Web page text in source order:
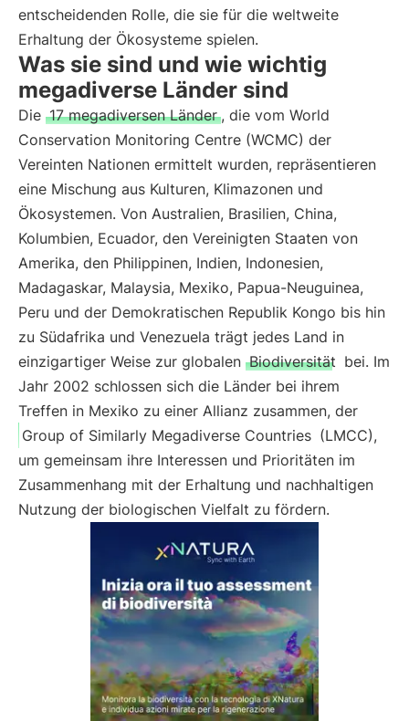
entscheidenden Rolle, die sie für die weltweite
Erhaltung der Ökosysteme spielen.
Was sie sind und wie wichtig
megadiverse Länder sind
Die 17 megadiversen Länder , die vom World
Conservation Monitoring Centre (WCMC) der
Vereinten Nationen ermittelt wurden, repräsentieren
eine Mischung aus Kulturen, Klimazonen und
Ökosystemen. Von Australien, Brasilien, China,
Kolumbien, Ecuador, den Vereinigten Staaten von
Amerika, den Philippinen, Indien, Indonesien,
Madagaskar, Malaysia, Mexiko, Papua-Neuguinea,
Peru und der Demokratischen Republik Kongo bis hin
zu Südafrika und Venezuela trägt jedes Land in
einzigartiger Weise zur globalen Biodiversität bei. Im
Jahr 2002 schlossen sich die Länder bei ihrem
Treffen in Mexiko zu einer Allianz zusammen, der
Group of Similarly Megadiverse Countries (LMCC),
um gemeinsam ihre Interessen und Prioritäten im
Zusammenhang mit der Erhaltung und nachhaltigen
Nutzung der biologischen Vielfalt zu fördern.